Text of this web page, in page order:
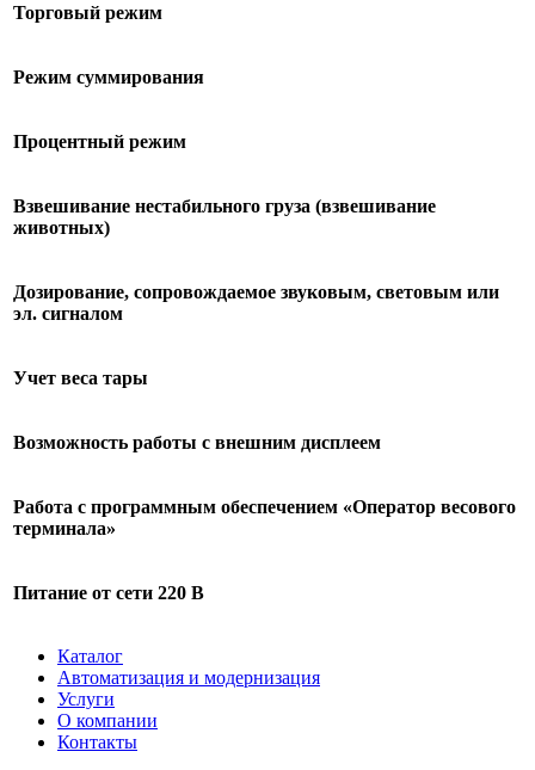
Торговый режим
Режим суммирования
Процентный режим
Взвешивание нестабильного груза (взвешивание
животных)
Дозирование, сопровождаемое звуковым, световым или
эл. сигналом
Учет веса тары
Возможность работы с внешним дисплеем
Работа с программным обеспечением «Оператор весового
терминала»
Питание от сети 220 В
Каталог
Автоматизация и модернизация
Услуги
О компании
Контакты